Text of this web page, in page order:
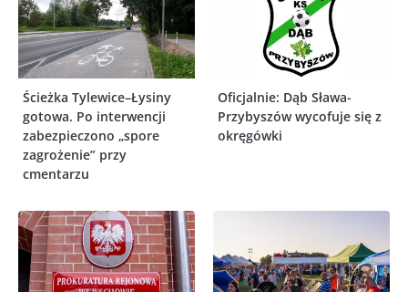
Ścieżka Tylewice–Łysiny
gotowa. Po interwencji
zabezpieczono „spore
zagrożenie” przy
cmentarzu
Oficjalnie: Dąb Sława-
Przybyszów wycofuje się z
okręgówki